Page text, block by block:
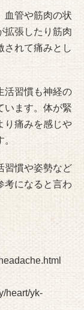
血管や筋肉の状
拡張したり筋肉
されて痛みとし
活習慣も神経の
います。体が緊
り痛みを感じや
習慣や姿勢など
考になると言わ
heart/yk-